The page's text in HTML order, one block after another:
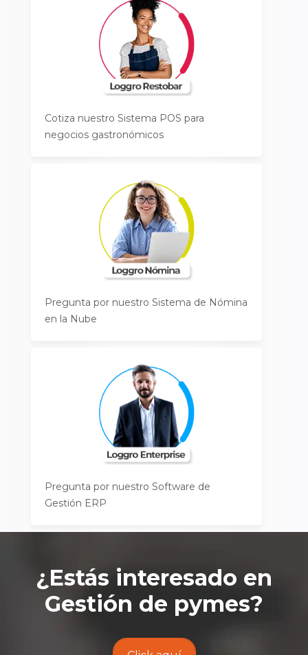
Cotiza nuestro Sistema POS para
negocios gastronómicos
Pregunta por nuestro Sistema de Nómina
en la Nube
Pregunta por nuestro Software de
Gestión ERP
¿Estás interesado en
Gestión de pymes?